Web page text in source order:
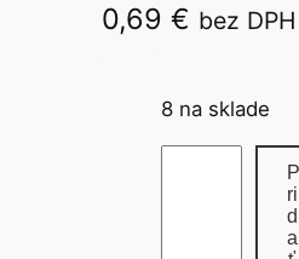
0,69€ bez DPH
8 na sklade
P
ri
d
a